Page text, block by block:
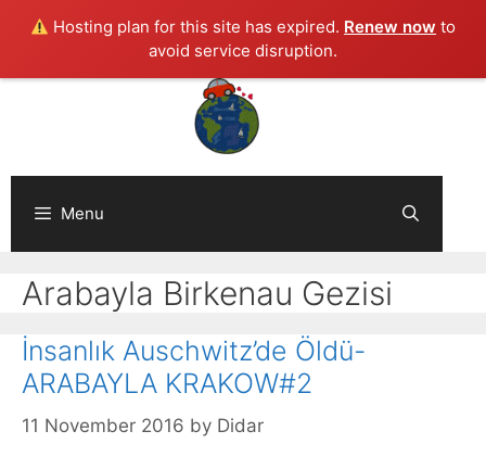
Hosting plan for this site has expired. Renew now to
avoid service disruption.
Menu
Arabayla Birkenau Gezisi
İnsanlık Auschwitz’de Öldü-
ARABAYLA KRAKOW#2
11 November 2016 by Didar